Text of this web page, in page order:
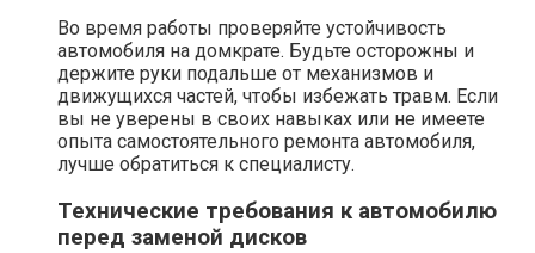
Во время работы проверяйте устойчивость
автомобиля на домкрате. Будьте осторожны и
держите руки подальше от механизмов и
движущихся частей, чтобы избежать травм. Если
вы не уверены в своих навыках или не имеете
опыта самостоятельного ремонта автомобиля,
лучше обратиться к специалисту.
Технические требования к автомобилю
перед заменой дисков